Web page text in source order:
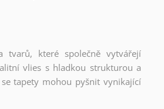
tvarů, které společně vytvářejí
vlies s hladkou strukturou a
tapety mohou pyšnit vynikající